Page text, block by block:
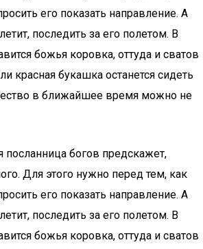
его показать направление. А
последить за его полетом. В
божья коровка, оттуда и сватов
красная букашка останется сидеть
в ближайшее время можно не
богов предскажет,
Для этого нужно перед тем, как
его показать направление. А
последить за его полетом. В
божья коровка, оттуда и сватов